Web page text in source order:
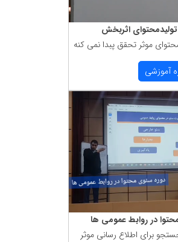
اثربخش
موثر تحقق پبدا نمی كنه
آموزشی
در روابط عمومی ها
برای اطلاع رسانی موثر